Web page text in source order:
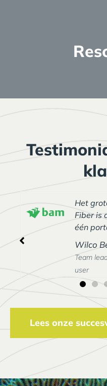
Ga
Het
Fiber is
één
Wilco
Team
user
Lees onze